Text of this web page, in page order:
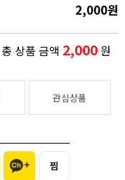
2,000원
총 상품 금액 2,000원
관심상품